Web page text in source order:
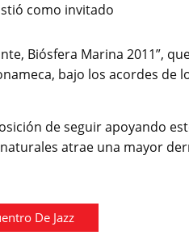
como invitado
Biósfera Marina 2011”,
bajo los acordes de
de seguir apoyando
atrae una mayor
De Jazz